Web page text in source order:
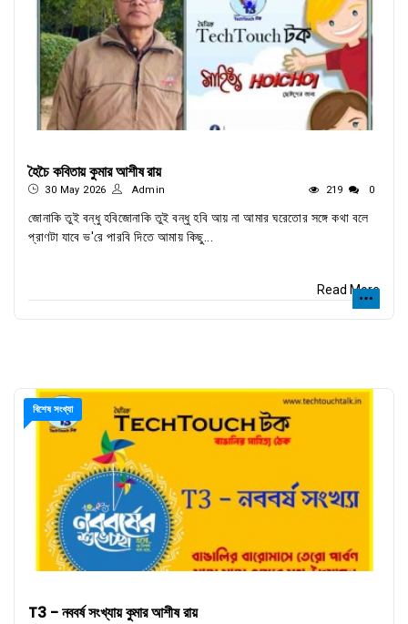
হৈচৈ কবিতায় কুমার আশীষ রায়
30 May 2026 Admin 219 0
জোনাকি তুই বন্ধু হবিজোনাকি তুই বন্ধু হবি আয় না আমার ঘরেতোর সঙ্গে কথা বলে
প্রাণটা যাবে ভ'রে পারবি দিতে আমায় কিছু...
Read More
বিশেষ সংখ্যা
T3 - নববর্ষ সংখ্যায় কুমার আশীষ রায়